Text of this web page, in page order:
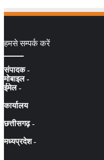
हमसे सम्पर्क करें
संपादक -
मोबाइल -
ईमेल -
कार्यालय
छत्तीसगढ़ -
मध्यप्रदेश -